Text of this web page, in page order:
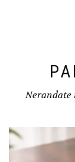
Nerandate